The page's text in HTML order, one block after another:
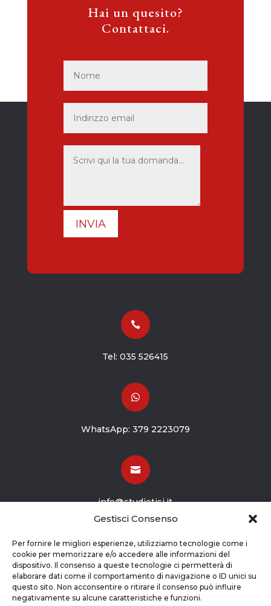
Gestisci Consenso
Per fornire le migliori esperienze, utilizziamo tecnologie come i
cookie per memorizzare e/o accedere alle informazioni del
dispositivo. Il consenso a queste tecnologie ci permetterà di
elaborare dati come il comportamento di navigazione o ID unici su
questo sito. Non acconsentire o ritirare il consenso può influire
negativamente su alcune caratteristiche e funzioni.
Hai un quesito?
Contattaci.
INVIA

Tel:035 526415

WhatsApp: 379 2223079

info@studiotisi.it

Viale Europa 8
Grassobbio BG (24050)